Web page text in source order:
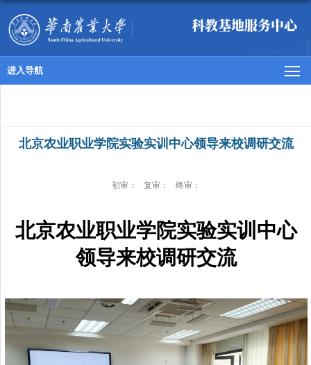
科教基地服务中心
进入导航
北京农业职业学院实验实训中心领导来校调研交流
初审： 复审： 终审：
北京农业职业学院实验实训中心
领导来校调研交流